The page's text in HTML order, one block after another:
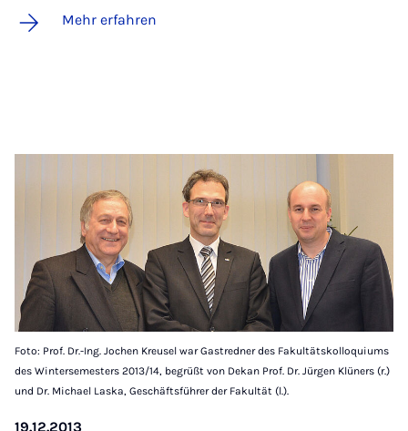
Mehr erfahren
Foto: Prof. Dr.-Ing. Jochen Kreusel war Gastredner des Fakultätskolloquiums
des Wintersemesters 2013/14, begrüßt von Dekan Prof. Dr. Jürgen Klüners (r.)
und Dr. Michael Laska, Geschäftsführer der Fakultät (l.).
19.12.2013